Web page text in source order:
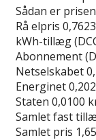
Sådan er
Rå elpris
kWh-tillæg
Abonnement
Netselskabet
Energinet
Staten 0,0100
Samlet fast
Samlet pris